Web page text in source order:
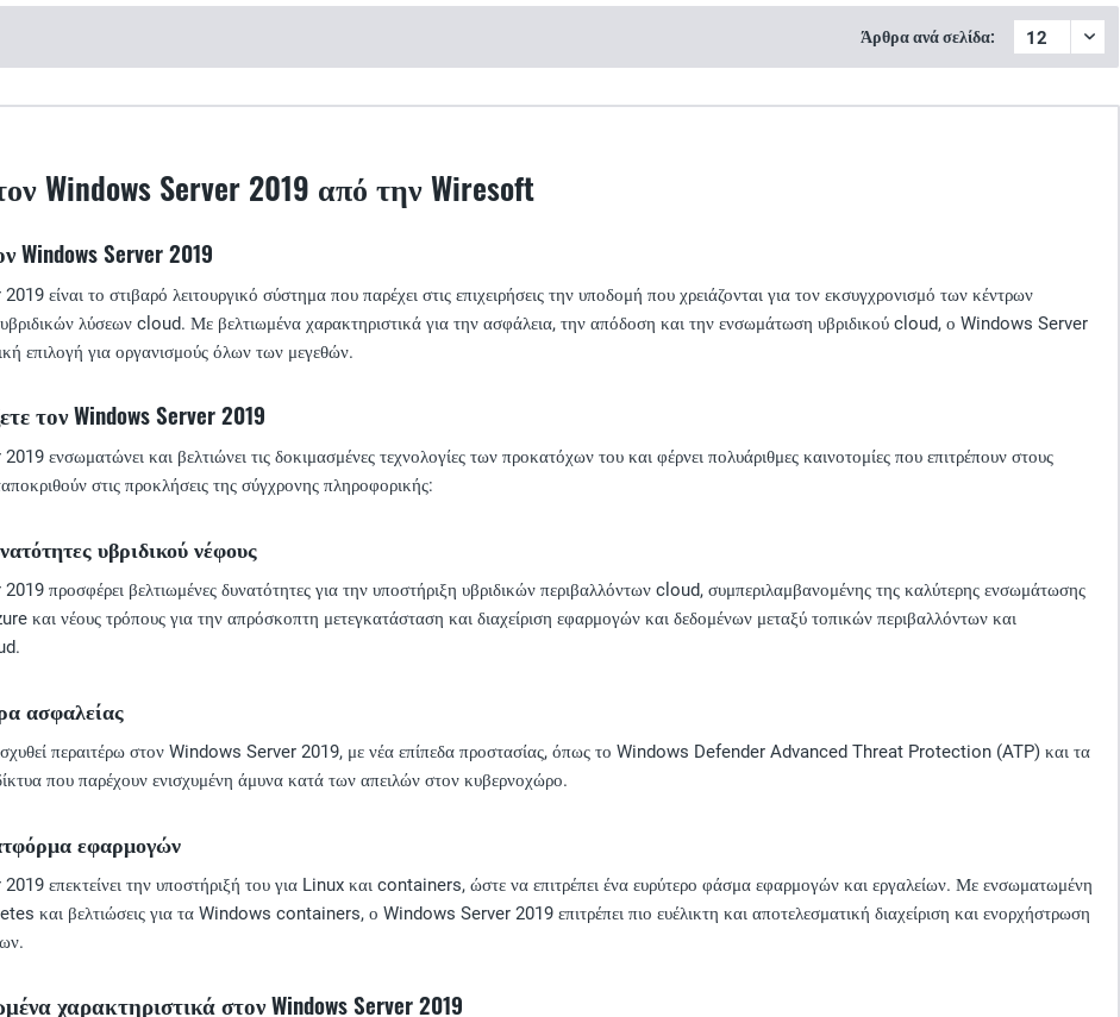
Άρθρα ανά σελίδα:
Windows Server 2019 από την Wiresoft
Windows Server 2019
είναι το στιβαρό λειτουργικό σύστημα που παρέχει στις επιχειρήσεις την υποδομή που χρειάζονται για τον εκσυγχρονισμό των κέντρων
λύσεων cloud. Με βελτιωμένα χαρακτηριστικά για την ασφάλεια, την απόδοση και την ενσωμάτωση υβριδικού cloud, ο Windows Server
επιλογή για οργανισμούς όλων των μεγεθών.
τον Windows Server 2019
ενσωματώνει και βελτιώνει τις δοκιμασμένες τεχνολογίες των προκατόχων του και φέρνει πολυάριθμες καινοτομίες που επιτρέπουν στους
στις προκλήσεις της σύγχρονης πληροφορικής:
υβριδικού νέφους
προσφέρει βελτιωμένες δυνατότητες για την υποστήριξη υβριδικών περιβαλλόντων cloud, συμπεριλαμβανομένης της καλύτερης ενσωμάτωσης
και νέους τρόπους για την απρόσκοπτη μετεγκατάσταση και διαχείριση εφαρμογών και δεδομένων μεταξύ τοπικών περιβαλλόντων και
ασφαλείας
περαιτέρω στον Windows Server 2019, με νέα επίπεδα προστασίας, όπως το Windows Defender Advanced Threat Protection (ATP) και τα
που παρέχουν ενισχυμένη άμυνα κατά των απειλών στον κυβερνοχώρο.
εφαρμογών
επεκτείνει την υποστήριξή του για Linux και containers, ώστε να επιτρέπει ένα ευρύτερο φάσμα εφαρμογών και εργαλείων. Με ενσωματωμένη
και βελτιώσεις για τα Windows containers, ο Windows Server 2019 επιτρέπει πιο ευέλικτη και αποτελεσματική διαχείριση και ενορχήστρωση
χαρακτηριστικά στον Windows Server 2019